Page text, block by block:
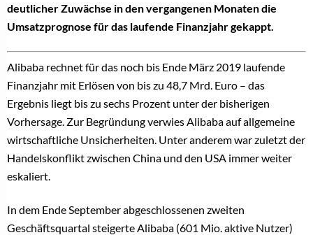
deutlicher Zuwächse in den vergangenen Monaten die
Umsatzprognose für das laufende Finanzjahr gekappt.
Alibaba rechnet für das noch bis Ende März 2019 laufende
Finanzjahr mit Erlösen von bis zu 48,7 Mrd. Euro – das
Ergebnis liegt bis zu sechs Prozent unter der bisherigen
Vorhersage. Zur Begründung verwies Alibaba auf allgemeine
wirtschaftliche Unsicherheiten. Unter anderem war zuletzt der
Handelskonflikt zwischen China und den USA immer weiter
eskaliert.
In dem Ende September abgeschlossenen zweiten
Geschäftsquartal steigerte Alibaba (601 Mio. aktive Nutzer)